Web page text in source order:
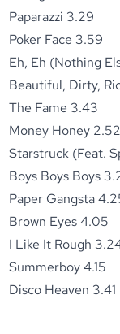
Paparazzi 3.29
Poker Face 3.59
Eh, Eh (Nothing
Beautiful, Dirty,
The Fame 3.43
Money Honey 2.52
Starstruck (Feat.
Boys Boys Boys
Paper Gangsta
Brown Eyes 4.05
I Like It Rough
Summerboy 4.15
Disco Heaven 3.41